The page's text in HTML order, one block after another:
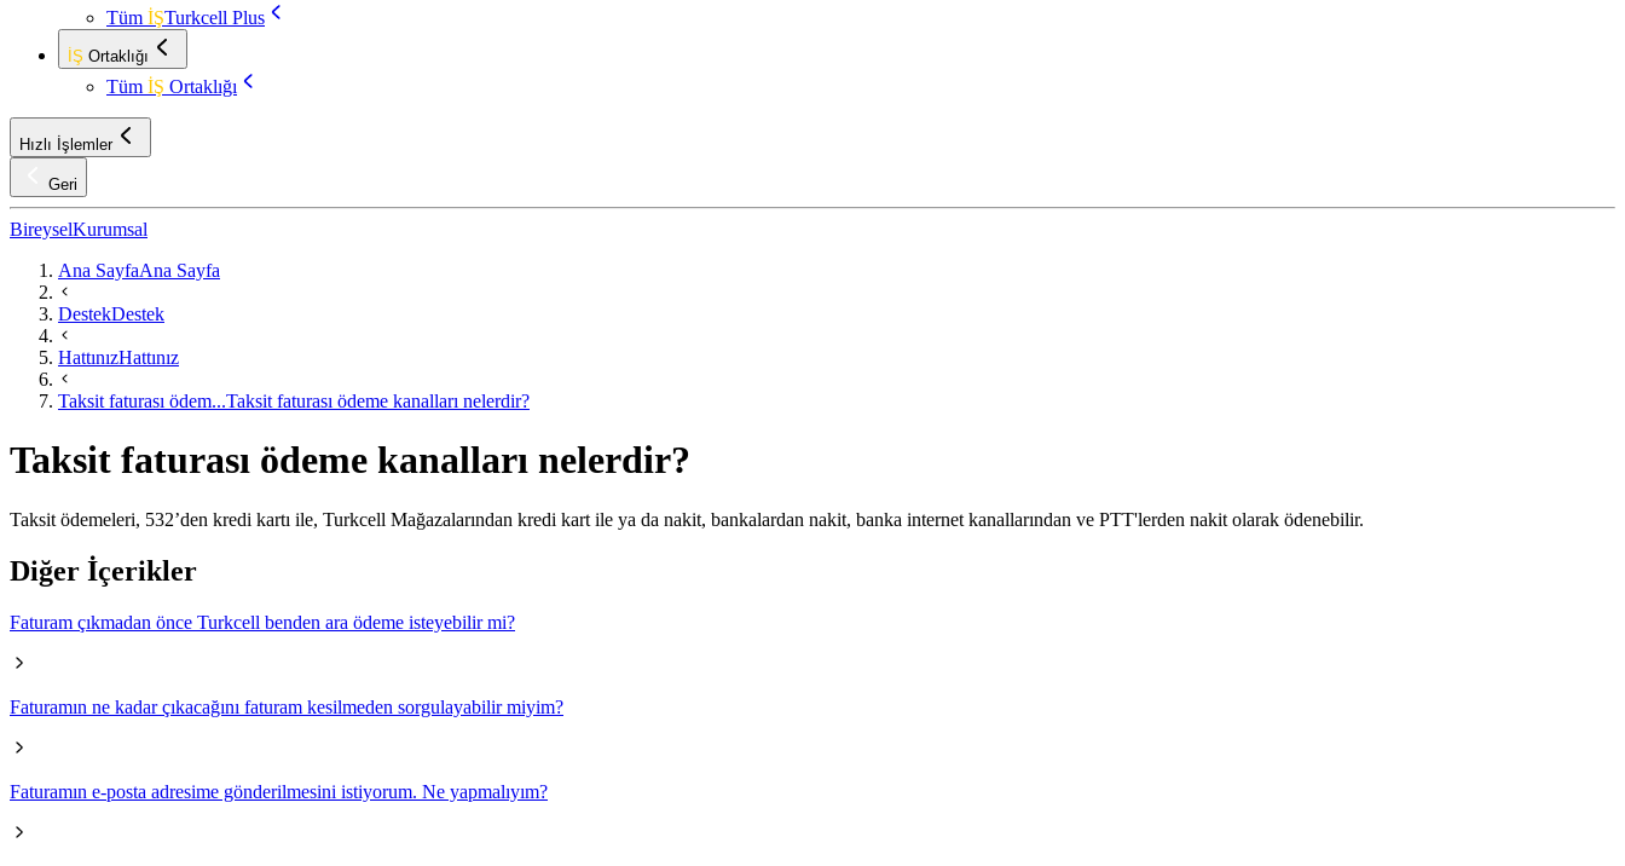
Tüm İŞTurkcell Plus
İŞ Ortaklığı
Tüm İŞ Ortaklığı
Hızlı İşlemler
Geri
BireyselKurumsal
Ana SayfaAna Sayfa
DestekDestek
HattınızHattınız
Taksit faturası ödem...Taksit faturası ödeme kanalları nelerdir?
Taksit faturası ödeme kanalları nelerdir?
​Taksit ödemeleri, 532’den kredi kartı ile, Turkcell Mağazalarından kredi kart ile ya da nakit, bankalardan nakit, banka internet kanallarından ve PTT'​lerden nakit olarak ödenebilir. ​
Diğer İçerikler
Faturam çıkmadan önce Turkcell benden ara ödeme isteyebilir mi?
Faturamın ne kadar çıkacağını faturam kesilmeden sorgulayabilir miyim?
Faturamın e-posta adresime gönderilmesini istiyorum. Ne yapmalıyım?